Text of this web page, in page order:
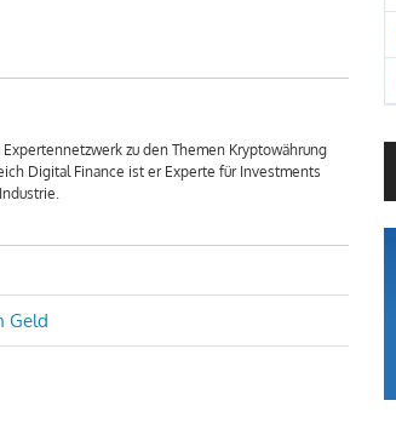
zu den Themen Kryptowährung
Digital Finance ist er Experte für Investments
Geld